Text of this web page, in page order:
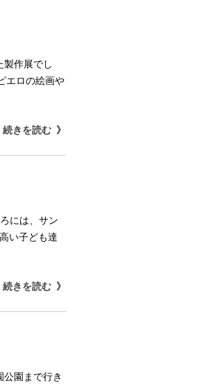
製作展でし
エロの絵画や
続きを読む
には、サン
い子ども達
続きを読む
園まで行き